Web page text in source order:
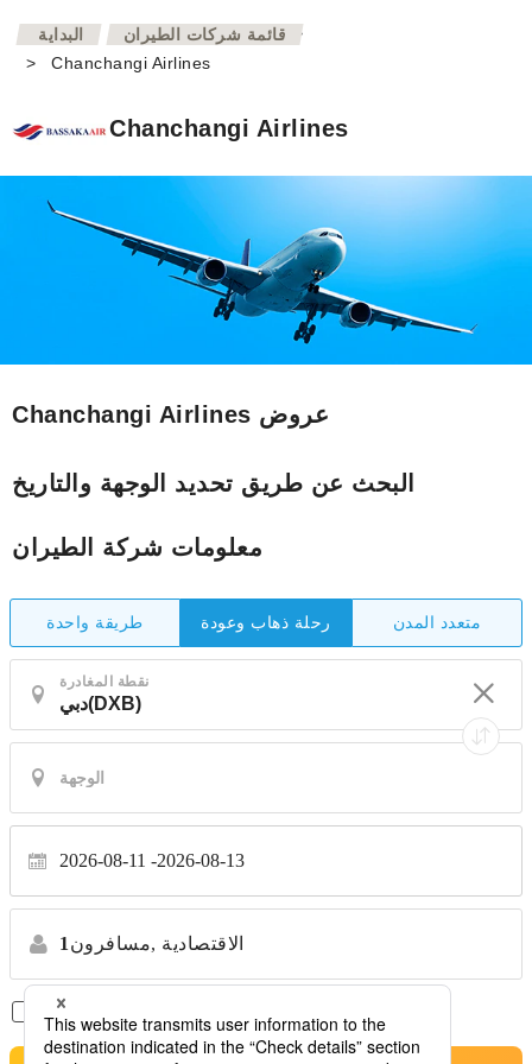
البداية >
قائمة شركات الطيران
>
Chanchangi Airlines
Chanchangi Airlines
Chanchangi Airlines عروض
البحث عن طريق تحديد الوجهة والتاريخ
معلومات شركة الطيران
طريقة واحدة رحلة ذهاب وعودة متعدد المدن
نقطة المغادرة
2026-08-11 2026-08-13
1 مسافرون, الاقتصادية
الرحلات المباشرة فقط *لا توجد تحويلات